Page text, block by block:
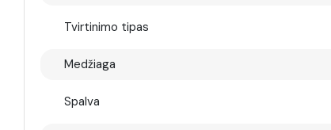
Tvirtinimo tipas
Medžiaga
Spalva